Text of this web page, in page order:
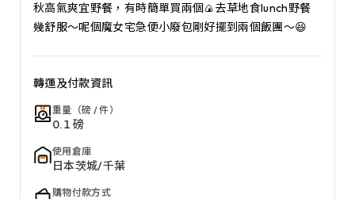
秋高氣爽宜野餐，有時簡單買兩個🍙去草地食lunch野餐
幾舒服～呢個魔女宅急便小廢包剛好擺到兩個飯團～😆
轉運及付款資訊
重量（磅 / 件）
0.1 磅
使用倉庫
日本茨城/千葉
購物付款方式